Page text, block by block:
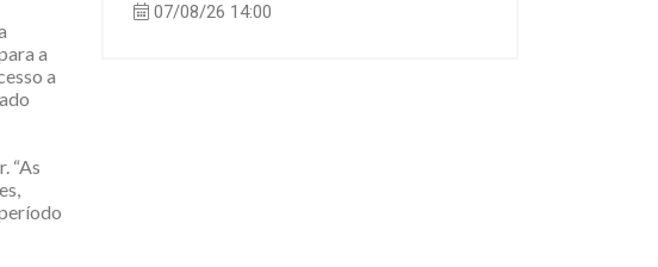
a
a
“As
07/08/26 14:00